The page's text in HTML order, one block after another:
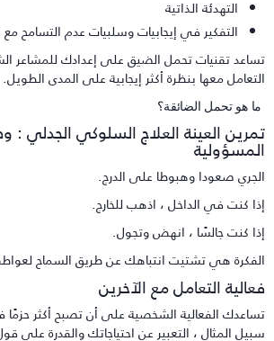
التهدئة الذاتية
التفكير في إيجابيات وسلبيات عدم التسامح مع
تقنيات تحمل الضيق على إعدادك للمشاعر
معها بنظرة أكثر إيجابية على المدى الطويل.
هو تحمل الضائقة؟
العينة العلاج السلوكي الجدلي
صعودا وهبوطا على الدرج.
كنت في الداخل ، اذهب للخارج.
كنت جالسًا ، انهض وتجول.
هي تشتيت انتباهك عن طريق السماح
التعامل مع الآخرين
الفعالية الشخصية على أن تصبح أكثر حزمًا
المثال ، التعبير عن احتياجاتك والقدرة على